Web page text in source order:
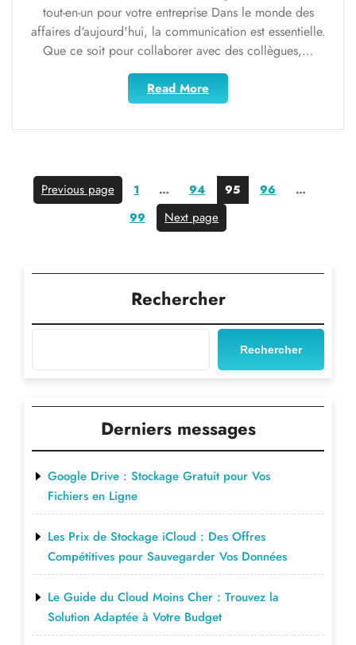
tout-en-un pour votre entreprise Dans le monde des
affaires d'aujourd'hui, la communication est essentielle.
Que ce soit pour collaborer avec des collègues,…
Read More
votre
aux
services
communication
Pagination
des
publications
Previous page Page
1 … Page
94 Page
95 Page
96 …
99 Next page
Rechercher
Rechercher
Derniers messages
Google Drive : Stockage Gratuit pour Vos
Fichiers en Ligne
Les Prix de Stockage iCloud : Des Offres
Compétitives pour Sauvegarder Vos Données
Le Guide du Cloud Moins Cher : Trouvez la
Solution Adaptée à Votre Budget